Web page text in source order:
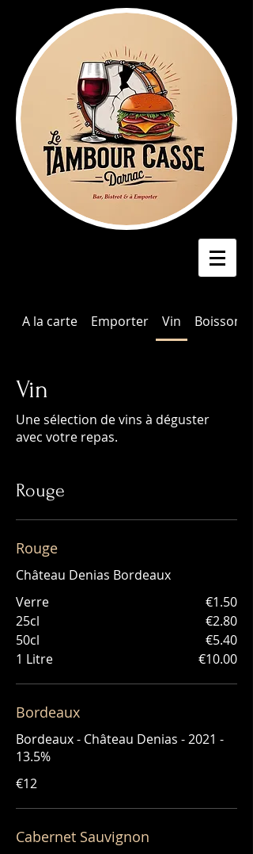
A la carte Emporter Vin Boissons
Vin
Une sélection de vins à déguster
avec votre repas.
Rouge
Rouge
Château Denias Bordeaux
Verre
€1.50
25cl
€2.80
50cl
€5.40
1 Litre
€10.00
Bordeaux
Bordeaux - Château Denias - 2021 -
€12
Cabernet Sauvignon